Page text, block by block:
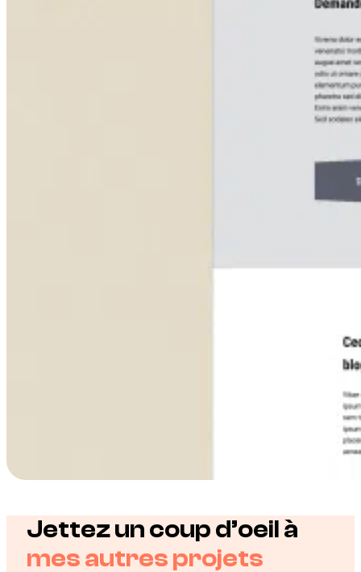
Jettez un coup d’oeil à
mes autres projets